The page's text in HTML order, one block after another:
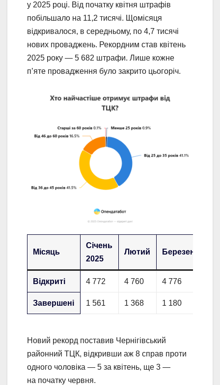
у 2025 році. Від початку квітня штрафів
побільшало на 11,2 тисячі. Щомісяця
відкривалося, в середньому, по 4,7 тисячі
нових проваджень. Рекордним став квітень
2025 року — 5 682 штрафи. Лише кожне
п’яте провадження було закрито цьогоріч.
Місяць
Січень
2025
Лютий Березень
Відкриті 4 772 4 760 4 776
Завершені 1 561 1 368 1 180
Новий рекорд поставив Чернігівський
районний ТЦК, відкривши аж 8 справ проти
одного чоловіка — 5 за квітень, ще 3 —
на початку червня.